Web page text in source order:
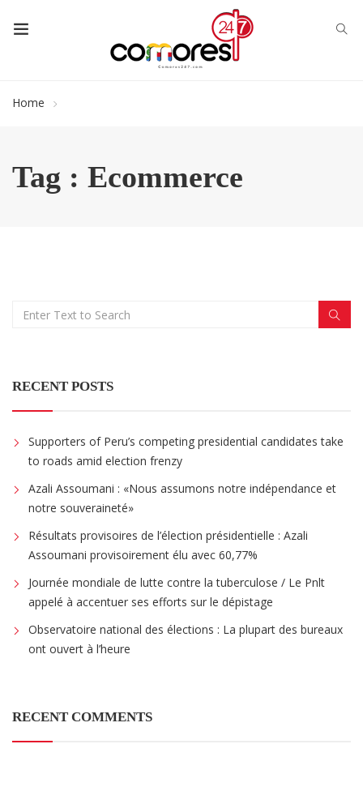
Home
Tag : Ecommerce
RECENT POSTS
Supporters of Peru’s competing presidential candidates take
to roads amid election frenzy
Azali Assoumani : «Nous assumons notre indépendance et
notre souveraineté»
Résultats provisoires de l’élection présidentielle : Azali
Assoumani provisoirement élu avec 60,77%
Journée mondiale de lutte contre la tuberculose / Le Pnlt
appelé à accentuer ses efforts sur le dépistage
Observatoire national des élections : La plupart des bureaux
ont ouvert à l’heure
RECENT COMMENTS